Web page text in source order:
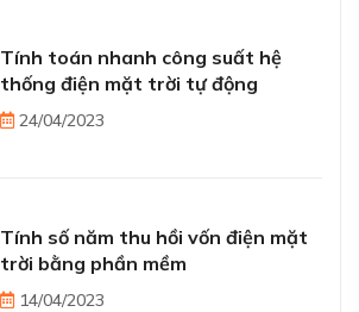
Tính toán nhanh công suất hệ
thống điện mặt trời tự động
24/04/2023
Tính số năm thu hồi vốn điện mặt
trời bằng phần mềm
14/04/2023